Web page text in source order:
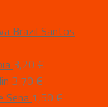
Brazil Santos
3,20 €
3,70 €
Sena 1,50 €